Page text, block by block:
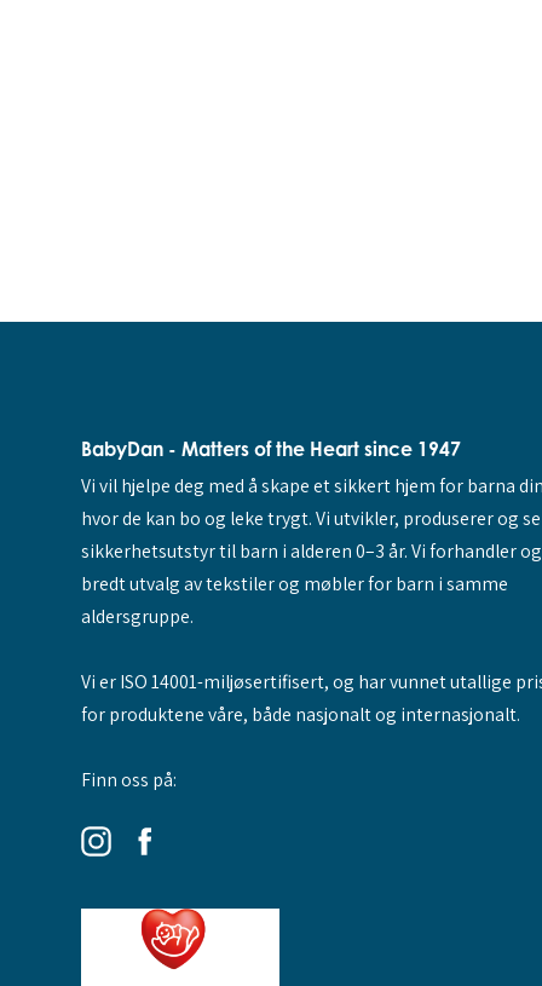
BabyDan - Matters of the Heart since 1947
Vi vil hjelpe deg med å skape et sikkert hjem for barna
hvor de kan bo og leke trygt. Vi utvikler, produserer og
sikkerhetsutstyr til barn i alderen 0–3 år. Vi forhandler
bredt utvalg av tekstiler og møbler for barn i samme
aldersgruppe.
Vi er ISO 14001-miljøsertifisert, og har vunnet utallige
for produktene våre, både nasjonalt og internasjonalt.
Finn oss på: